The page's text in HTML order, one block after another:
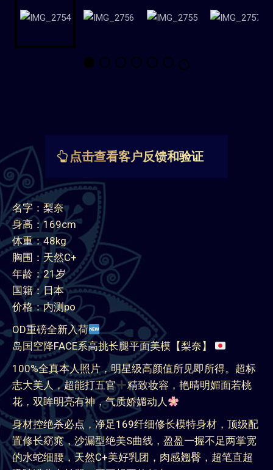
点击查看客户反馈和验证
名字：梨奈
身高：169cm
体重：48kg
胸围：天然C+
年龄：21岁
国籍：日本
价格：内测po
OD重磅全新入荷
岛国空降FACE系高挑长腿平面美模【梨奈】
100%全真本人照片，明星级高颜值所见即所得。超标
志大美人，超能打五官
精致妆容，艳晴明媚面若桃
花，双眸明亮有神，气质娇媚动人
身材控绝杀必点，净足169纤细修长模特身材，顶级配
置修长窈窕，沙漏型绝美S曲线，盈盈一握不足两掌宽
的水蛇细腰，天然C+美好乳团，肉感翘臀，超笔直超